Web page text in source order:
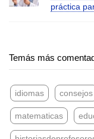
práctica
Temás más
idiomas consejos
matematicas